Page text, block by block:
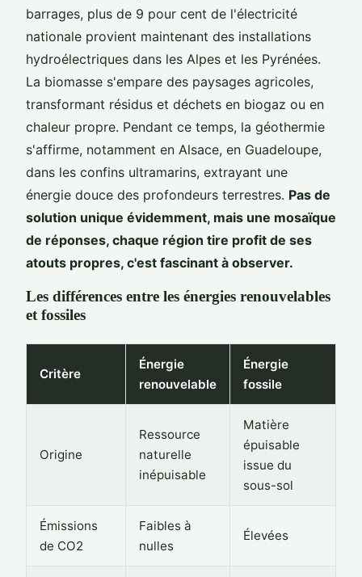
barrages, plus de 9 pour cent de l'électricité
nationale provient maintenant des installations
hydroélectriques dans les Alpes et les Pyrénées.
La biomasse s'empare des paysages agricoles,
transformant résidus et déchets en biogaz ou en
chaleur propre. Pendant ce temps, la géothermie
s'affirme, notamment en Alsace, en Guadeloupe,
dans les confins ultramarins, extrayant une
énergie douce des profondeurs terrestres. Pas de
solution unique évidemment, mais une mosaïque
de réponses, chaque région tire profit de ses
atouts propres, c'est fascinant à observer.
Les différences entre les énergies renouvelables
et fossiles
Critère
Énergie
renouvelable
Énergie
fossile
Origine
Ressource
naturelle
inépuisable
Matière
épuisable
issue du
sous-sol
Émissions
de CO2
Faibles à
nulles
Élevées